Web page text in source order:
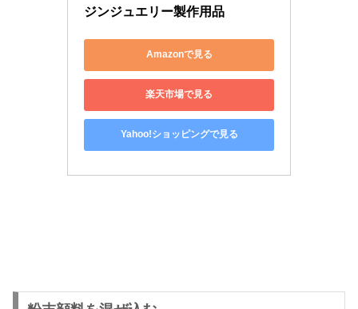
ジンジュエリー製作用品
Amazonで見る
楽天市場で見る
Yahoo!ショッピングで見る